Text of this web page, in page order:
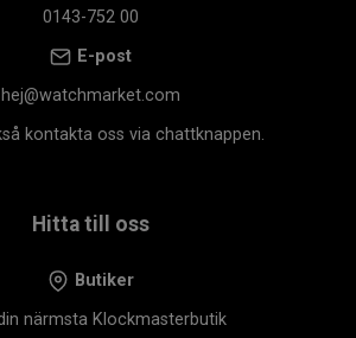
0143-752 00
E-post
hej@watchmarket.com
kontakta oss via chattknappen.
Hitta till oss
Butiker
närmsta Klockmasterbutik